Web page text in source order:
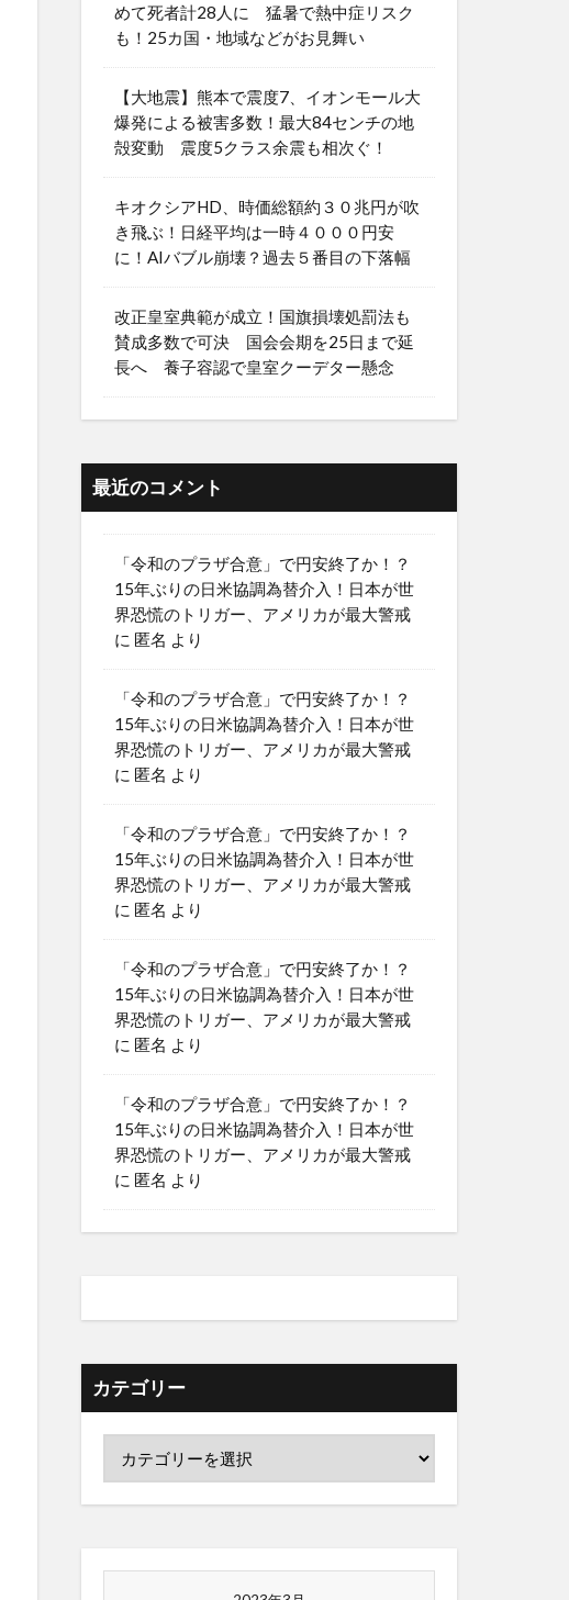
めて死者計28人に 猛暑で熱中症リスク
も！25カ国・地域などがお見舞い
【大地震】熊本で震度7、イオンモール大
爆発による被害多数！最大84センチの地
殻変動 震度5クラス余震も相次ぐ！
キオクシアHD、時価総額約３０兆円が吹
き飛ぶ！日経平均は一時４０００円安
に！AIバブル崩壊？過去５番目の下落幅
改正皇室典範が成立！国旗損壊処罰法も
賛成多数で可決 国会会期を25日まで延
長へ 養子容認で皇室クーデター懸念
最近のコメント
「令和のプラザ合意」で円安終了か！？
15年ぶりの日米協調為替介入！日本が世
界恐慌のトリガー、アメリカが最大警戒
に 匿名 より
「令和のプラザ合意」で円安終了か！？
15年ぶりの日米協調為替介入！日本が世
界恐慌のトリガー、アメリカが最大警戒
に 匿名 より
「令和のプラザ合意」で円安終了か！？
15年ぶりの日米協調為替介入！日本が世
界恐慌のトリガー、アメリカが最大警戒
に 匿名 より
「令和のプラザ合意」で円安終了か！？
15年ぶりの日米協調為替介入！日本が世
界恐慌のトリガー、アメリカが最大警戒
に 匿名 より
「令和のプラザ合意」で円安終了か！？
15年ぶりの日米協調為替介入！日本が世
界恐慌のトリガー、アメリカが最大警戒
に 匿名 より
カテゴリー